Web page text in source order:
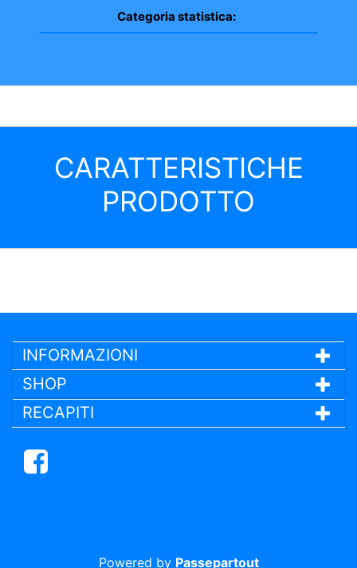
Categoria statistica:
CARATTERISTICHE
PRODOTTO
INFORMAZIONI
SHOP
RECAPITI
Facebook
Powered by Passepartout